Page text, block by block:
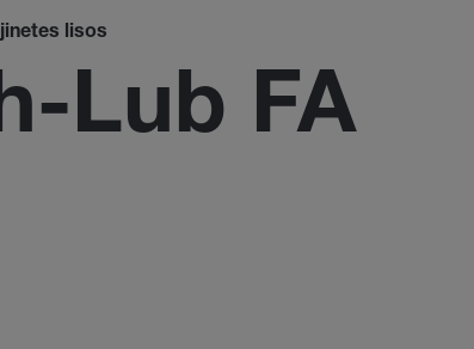
lisos
Lub FA